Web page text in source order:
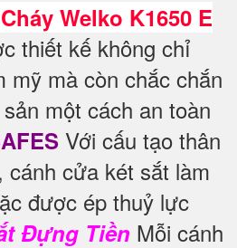
Welko K1650 E
thiết kế không chỉ
mỹ mà còn chắc chắn
một cách an toàn
Với cấu tạo thân
cánh cửa két sắt làm
được ép thuỷ lực
Đựng Tiền Mỗi cánh